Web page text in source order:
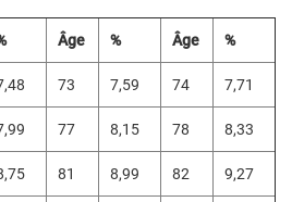
Âge % Âge %
73 7,59 74 7,71
77 8,15 78 8,33
81 8,99 82 9,27